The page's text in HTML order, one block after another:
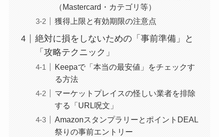
（Mastercard・カテゴリ等）
獲得上限と有効期限の注意点
絶対に損をしないための「事前準備」と
「攻略テクニック」
Keepaで「本当の最安値」をチェックす
る方法
マーケットプレイスの怪しい業者を排除
する「URL呪文」
AmazonスタンプラリーとポイントDEAL
祭りの事前エントリー